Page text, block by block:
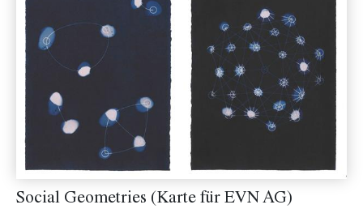
Social Geometries (Karte für EVN AG)